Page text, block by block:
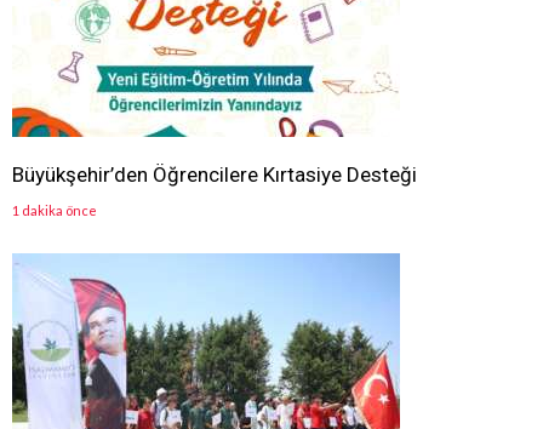
Büyükşehir’den Öğrencilere Kırtasiye Desteği
1 dakika önce